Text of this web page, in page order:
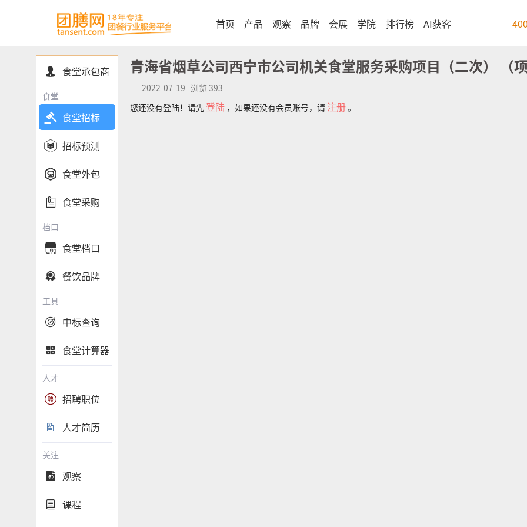
首页 产品 观察 品牌 会展 学院 排行榜 AI获客
 食堂承包商
食堂
 食堂招标
 招标预测
 食堂外包
 食堂采购
档口
 食堂档口
 餐饮品牌
工具
 中标查询
 食堂计算器
人才
 招聘职位
 人才简历
关注
 观察
 课程
青海省烟草公司西宁市公司机关食堂服务采购项目（二次） （
2022-07-19 浏览 393
您还没有登陆！请先 登陆，如果还没有会员账号，请 注册。